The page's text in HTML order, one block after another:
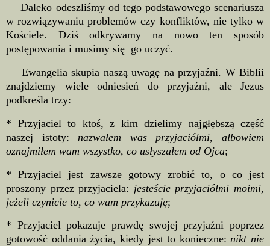
Daleko odeszliśmy od tego podstawowego scenariusza
w rozwiązywaniu problemów czy konfliktów, nie tylko w
Kościele. Dziś odkrywamy na nowo ten sposób
postępowania i musimy się go uczyć.
Ewangelia skupia naszą uwagę na przyjaźni. W Biblii
znajdziemy wiele odniesień do przyjaźni, ale Jezus
podkreśla trzy:
* Przyjaciel to ktoś, z kim dzielimy najgłębszą część
naszej istoty: nazwałem was przyjaciółmi, albowiem
oznajmiłem wam wszystko, co usłyszałem od Ojca;
* Przyjaciel jest zawsze gotowy zrobić to, o co jest
proszony przez przyjaciela: jesteście przyjaciółmi moimi,
jeżeli czynicie to, co wam przykazuję;
* Przyjaciel pokazuje prawdę swojej przyjaźni poprzez
gotowość oddania życia, kiedy jest to konieczne:nikt nie